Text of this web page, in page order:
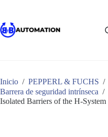
contenido
Inicio / PEPPERL & FUCHS /
Barrera de seguridad intrínseca /
Isolated Barriers of the H-System